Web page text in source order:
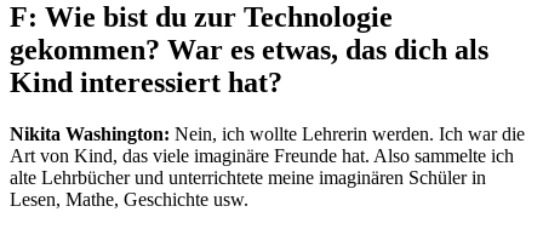
F: Wie bist du zur Technologie
gekommen? War es etwas, das dich als
Kind interessiert hat?
Nikita Washington: Nein, ich wollte Lehrerin werden. Ich war die
Art von Kind, das viele imaginäre Freunde hat. Also sammelte ich
alte Lehrbücher und unterrichtete meine imaginären Schüler in
Lesen, Mathe, Geschichte usw.